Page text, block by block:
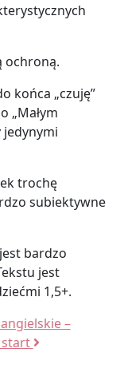
ochroną.
końca „czuję”
„Małym
jedynymi
trochę
subiektywne
bardzo
jest
1,5+.
–
start